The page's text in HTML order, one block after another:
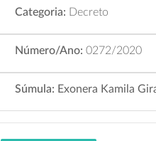
Categoria: Decreto
Número/Ano: 0272/2020
Súmula: Exonera Kamila